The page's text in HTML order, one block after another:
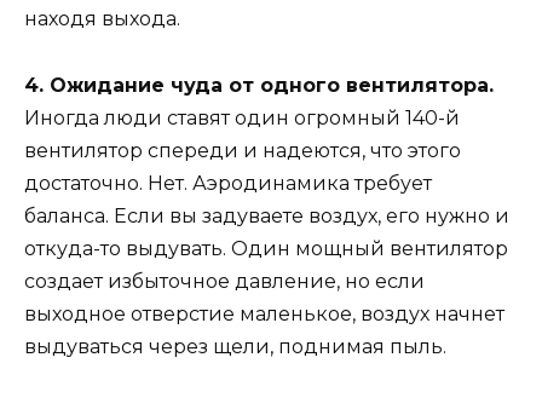
находя выхода.
4. Ожидание чуда от одного вентилятора.
Иногда люди ставят один огромный 140-й
вентилятор спереди и надеются, что этого
достаточно. Нет. Аэродинамика требует
баланса. Если вы задуваете воздух, его нужно и
откуда-то выдувать. Один мощный вентилятор
создает избыточное давление, но если
выходное отверстие маленькое, воздух начнет
выдуваться через щели, поднимая пыль.